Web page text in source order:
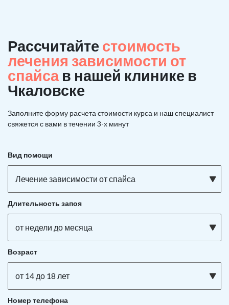
Рассчитайте стоимость
лечения зависимости от
спайса в нашей клинике в
Чкаловске
Заполните форму расчета стоимости курса и наш специалист
свяжется с вами в течении 3-х минут
Вид помощи
Лечение зависимости от спайса
Длительность запоя
от недели до месяца
Возраст
от 14 до 18 лет
Номер телефона